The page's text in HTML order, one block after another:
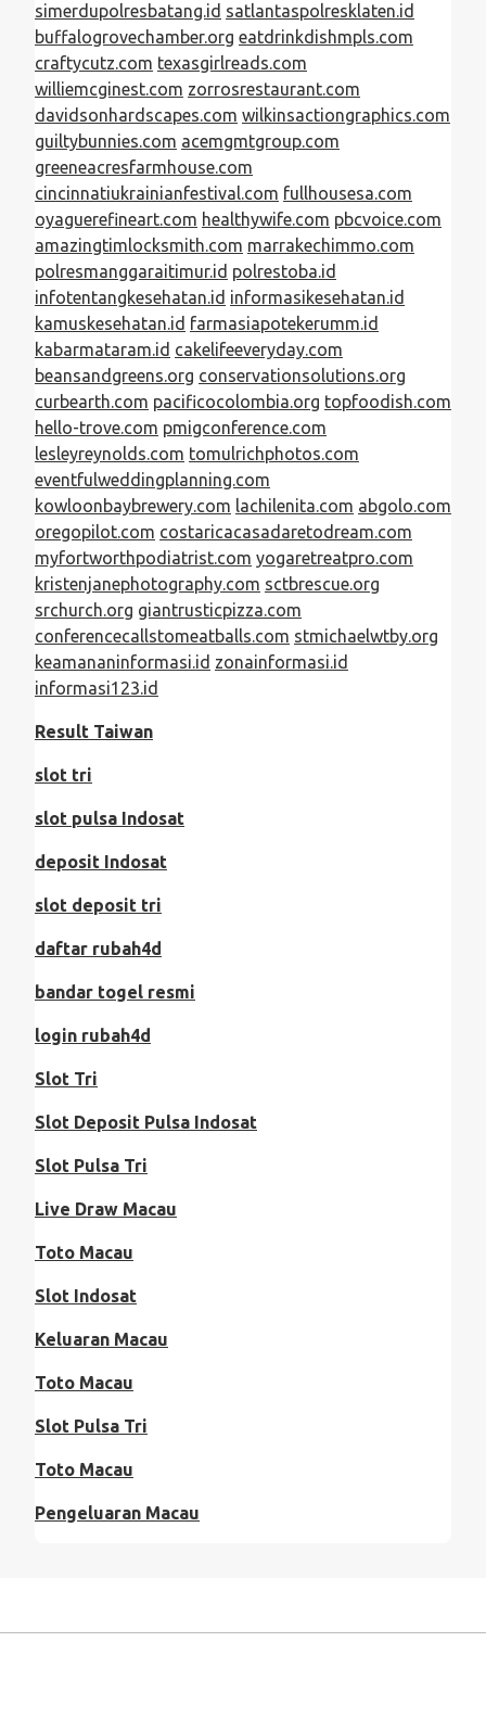
simerdupolresbatang.id satlantaspolresklaten.id
buffalogrovechamber.org eatdrinkdishmpls.com
craftycutz.com texasgirlreads.com
williemcginest.com zorrosrestaurant.com
davidsonhardscapes.com wilkinsactiongraphics.com
guiltybunnies.com acemgmtgroup.com
greeneacresfarmhouse.com
cincinnatiukrainianfestival.com fullhousesa.com
oyaguerefineart.com healthywife.com pbcvoice.com
amazingtimlocksmith.com marrakechimmo.com
polresmanggaraitimur.id polrestoba.id
infotentangkesehatan.id informasikesehatan.id
kamuskesehatan.id farmasiapotekerumm.id
kabarmataram.id cakelifeeveryday.com
beansandgreens.org conservationsolutions.org
curbearth.com pacificocolombia.org topfoodish.com
hello-trove.com pmigconference.com
lesleyreynolds.com tomulrichphotos.com
eventfulweddingplanning.com
kowloonbaybrewery.com lachilenita.com abgolo.com
oregopilot.com costaricacasadaretodream.com
myfortworthpodiatrist.com yogaretreatpro.com
kristenjanephotography.com sctbrescue.org
srchurch.org giantrusticpizza.com
conferencecallstomeatballs.com stmichaelwtby.org
keamananinformasi.id zonainformasi.id
informasi123.id
Result Taiwan
slot tri
slot pulsa Indosat
deposit Indosat
slot deposit tri
daftar rubah4d
bandar togel resmi
login rubah4d
Slot Tri
Slot Deposit Pulsa Indosat
Slot Pulsa Tri
Live Draw Macau
Toto Macau
Slot Indosat
Keluaran Macau
Toto Macau
Slot Pulsa Tri
Toto Macau
Pengeluaran Macau